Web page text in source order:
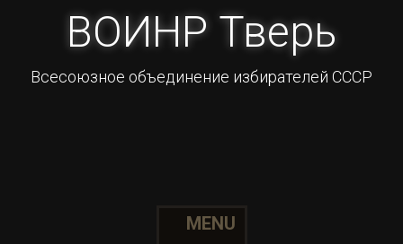
ВОИНР Тверь
Всесоюзное объединение избирателей СССР
MENU